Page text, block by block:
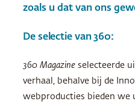
zoals u dat van ons
De selectie van 360:
360 Magazine selecteerde
verhaal, behalve bij de
webproducties bieden we